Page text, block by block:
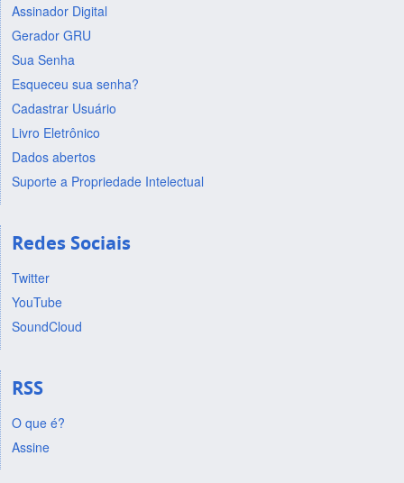
Assinador Digital
Gerador GRU
Sua Senha
Esqueceu sua senha?
Cadastrar Usuário
Livro Eletrônico
Dados abertos
Suporte a Propriedade Intelectual
Redes Sociais
Twitter
YouTube
SoundCloud
RSS
O que é?
Assine